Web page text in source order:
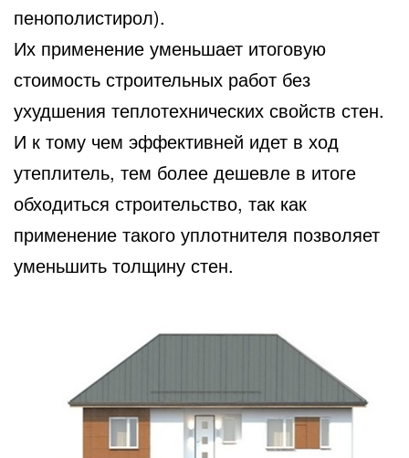
пенополистирол).
Их применение уменьшает итоговую
стоимость строительных работ без
ухудшения теплотехнических свойств стен.
И к тому чем эффективней идет в ход
утеплитель, тем более дешевле в итоге
обходиться строительство, так как
применение такого уплотнителя позволяет
уменьшить толщину стен.